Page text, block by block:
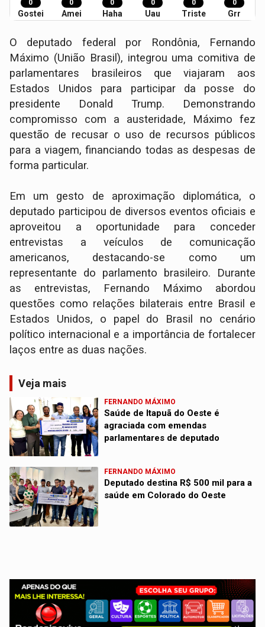
0
Gostei
0
Amei
0
Haha
0
Uau
0
Triste
0
Grr
O deputado federal por Rondônia, Fernando
Máximo (União Brasil), integrou uma comitiva de
parlamentares brasileiros que viajaram aos
Estados Unidos para participar da posse do
presidente Donald Trump. Demonstrando
compromisso com a austeridade, Máximo fez
questão de recusar o uso de recursos públicos
para a viagem, financiando todas as despesas de
forma particular.
Em um gesto de aproximação diplomática, o
deputado participou de diversos eventos oficiais e
aproveitou a oportunidade para conceder
entrevistas a veículos de comunicação
americanos, destacando-se como um
representante do parlamento brasileiro. Durante
as entrevistas, Fernando Máximo abordou
questões como relações bilaterais entre Brasil e
Estados Unidos, o papel do Brasil no cenário
político internacional e a importância de fortalecer
laços entre as duas nações.
Veja mais
FERNANDO MÁXIMO
Saúde de Itapuã do Oeste é
agraciada com emendas
parlamentares de deputado
FERNANDO MÁXIMO
Deputado destina R$ 500 mil para a
saúde em Colorado do Oeste